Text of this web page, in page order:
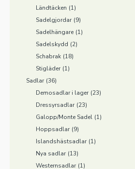
Ländtäcken (1)
Sadelgjordar (9)
Sadelhängare (1)
Sadelskydd (2)
Schabrak (18)
Stigläder (1)
Sadlar (36)
Demosadlar i lager (23)
Dressyrsadlar (23)
Galopp/Monte Sadel (1)
Hoppsadlar (9)
Islandshästsadlar (1)
Nya sadlar (13)
Westernsadlar (1)